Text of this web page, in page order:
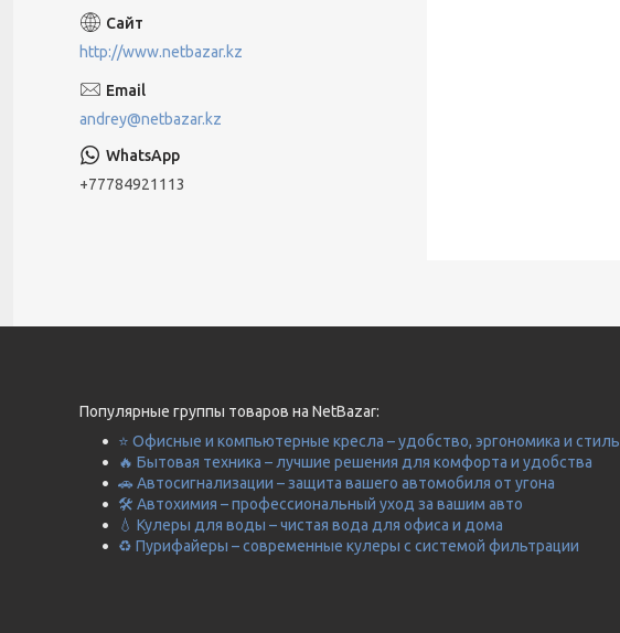
http://www.netbazar.kz
andrey@netbazar.kz
+77784921113
Популярные группы товаров на NetBazar:
⭐ Офисные и компьютерные кресла – удобство, эргономика и стиль
🔥 Бытовая техника – лучшие решения для комфорта и удобства
🚗 Автосигнализации – защита вашего автомобиля от угона
🛠️ Автохимия – профессиональный уход за вашим авто
💧 Кулеры для воды – чистая вода для офиса и дома
♻️ Пурифайеры – современные кулеры с системой фильтрации